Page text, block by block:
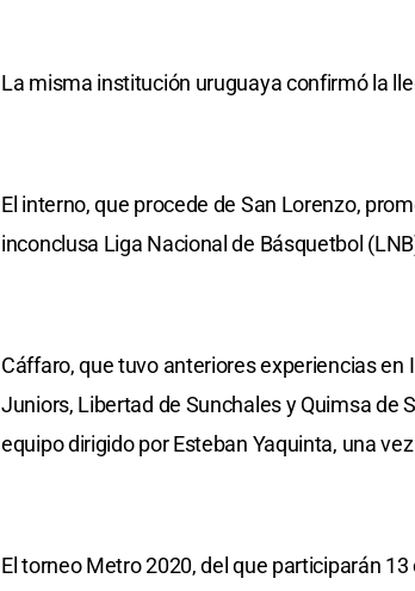
La misma institución uruguaya confirmó la
El interno, que procede de San Lorenzo,
inconclusa Liga Nacional de Básquetbol
Cáffaro, que tuvo anteriores experiencias en
Juniors, Libertad de Sunchales y Quimsa de
equipo dirigido por Esteban Yaquinta, una
El torneo Metro 2020, del que participarán